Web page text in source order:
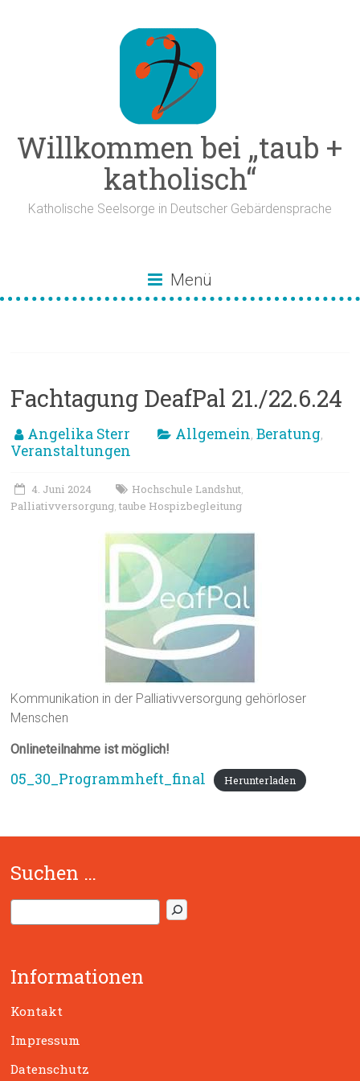
Willkommen bei „taub +
katholisch“
Katholische Seelsorge in Deutscher Gebärdensprache
Menü
Fachtagung DeafPal 21./22.6.24
Angelika Sterr Allgemein,Beratung,
Veranstaltungen
4. Juni 2024 Hochschule Landshut,
Palliativversorgung,taube Hospizbegleitung
Kommunikation in der Palliativversorgung gehörloser
Menschen
Onlineteilnahme ist möglich!
05_30_Programmheft_final Herunterladen
Suchen …
u
e
n
Informationen
Kontakt
Impressum
Datenschutz